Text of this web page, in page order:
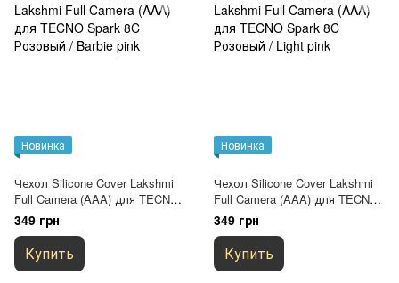
Новинка
Чехол Silicone Cover Lakshmi
Full Camera (AAA) для TECNO
Spark 8C Розовый / Barbie pink
349 грн
Купить
Новинка
Чехол Silicone Cover Lakshmi
Full Camera (AAA) для TECNO
Spark 8C Розовый / Light pink
349 грн
Купить